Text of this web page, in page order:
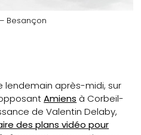
Besançon
lendemain après-midi, sur
Amiens à Corbeil-
de Valentin Delaby,
des plans vidéo pour